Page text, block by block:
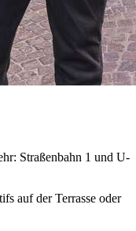
Straßenbahn 1 und U-
auf der Terrasse oder